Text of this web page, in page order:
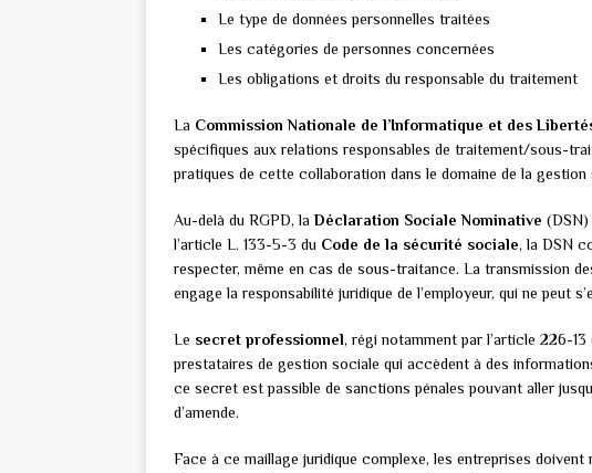
Le type de données personnelles traitées
Les catégories de personnes concernées
Les obligations et droits du responsable du traitement
La Commission Nationale de l’Informatique et des
spécifiques aux relations responsables de traitement/sous-
pratiques de cette collaboration dans le domaine de la gestion
Au-delà du RGPD, la Déclaration Sociale Nominative
l’article L. 133-5-3 du Code de la sécurité sociale, la DSN
respecter, même en cas de sous-traitance. La transmission
engage la responsabilité juridique de l’employeur, qui ne peut
Le secret professionnel, régi notamment par l’article 226-13
prestataires de gestion sociale qui accèdent à des
ce secret est passible de sanctions pénales pouvant aller
d’amende.
Face à ce maillage juridique complexe, les entreprises